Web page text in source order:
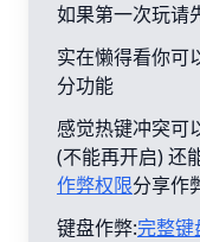
如果第一次玩请
实在懒得看你可
分功能
感觉热键冲突可
(不能再开启) 还
作弊权限分享作
键盘作弊:完整